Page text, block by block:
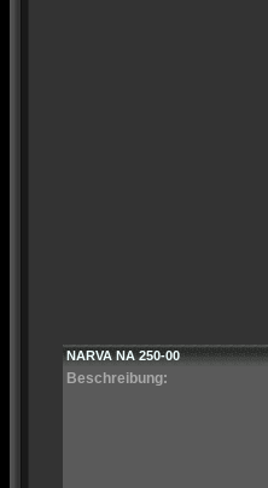
NARVA NA 250-00
Beschreibung: